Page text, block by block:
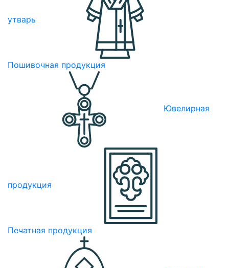
утварь
Пошивочная продукция
Ювелирная
продукция
Печатная продукция